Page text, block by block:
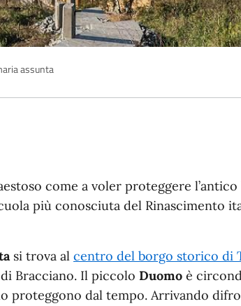
assunta
come a voler proteggere
più conosciuta del Rinascimento
si trova al centro del borgo storico di
Bracciano. Il piccolo Duomo è
proteggono dal tempo. Arrivando